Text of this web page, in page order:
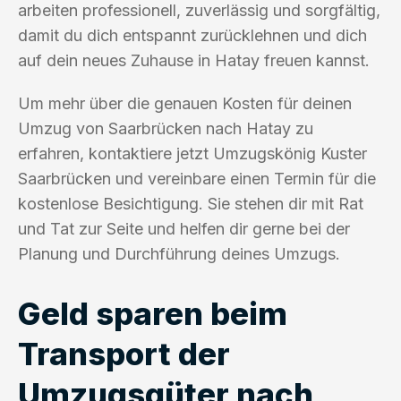
arbeiten professionell, zuverlässig und sorgfältig,
damit du dich entspannt zurücklehnen und dich
auf dein neues Zuhause in Hatay freuen kannst.
Um mehr über die genauen Kosten für deinen
Umzug von Saarbrücken nach Hatay zu
erfahren, kontaktiere jetzt Umzugskönig Kuster
Saarbrücken und vereinbare einen Termin für die
kostenlose Besichtigung. Sie stehen dir mit Rat
und Tat zur Seite und helfen dir gerne bei der
Planung und Durchführung deines Umzugs.
Geld sparen beim
Transport der